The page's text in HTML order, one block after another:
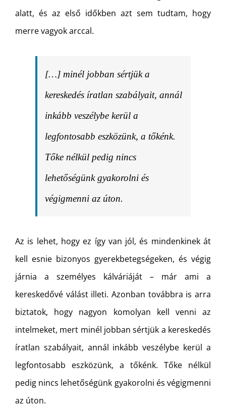
alatt, és az első időkben azt sem tudtam, hogy
merre vagyok arccal.
[…] minél jobban sértjük a
kereskedés íratlan szabályait, annál
inkább veszélybe kerül a
legfontosabb eszközünk, a tőkénk.
Tőke nélkül pedig nincs
lehetőségünk gyakorolni és
végigmenni az úton.
Az is lehet, hogy ez így van jól, és mindenkinek át
kell esnie bizonyos gyerekbetegségeken, és végig
járnia a személyes kálváriáját – már ami a
kereskedővé válást illeti. Azonban továbbra is arra
biztatok, hogy nagyon komolyan kell venni az
intelmeket, mert minél jobban sértjük a kereskedés
íratlan szabályait, annál inkább veszélybe kerül a
legfontosabb eszközünk, a tőkénk. Tőke nélkül
pedig nincs lehetőségünk gyakorolni és végigmenni
az úton.